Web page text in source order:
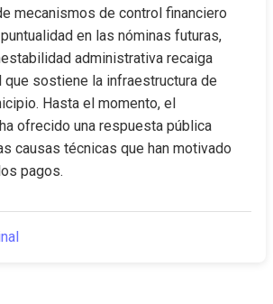
mecanismos de control financiero
en las nóminas futuras,
administrativa recaiga
sostiene la infraestructura de
Hasta el momento, el
ofrecido una respuesta pública
causas técnicas que han motivado
pagos.